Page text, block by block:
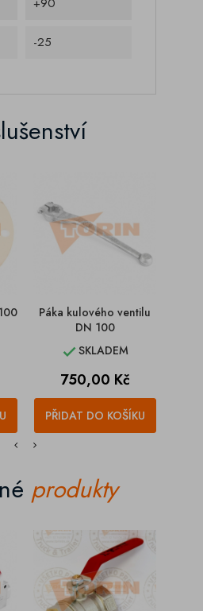
-25
Páka kulového ventilu
DN 100
SKLADEM
Cena
750,00 Kč
PŘIDAT DO KOŠÍKU
produkty